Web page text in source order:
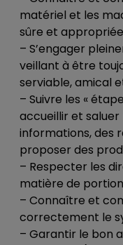
matériel et les
sûre et
– S’engager
veillant à être
serviable, amical
– Suivre les «
accueillir et saluer
informations, des
proposer des
– Respecter les
matière de
– Connaître et
correctement le
– Garantir le bon